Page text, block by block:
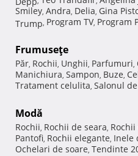
Smiley, Andra, Delia, Gina
Trump, Program TV, Program
Frumuseţe
Păr, Rochii, Unghii, Parfumuri,
Manichiura, Sampon, Buze,
Tratament celulita, Salonul
Modă
Rochii, Rochii de seara,
Pantofi, Rochii elegante, Inele
Ochelari de soare, Tendinte